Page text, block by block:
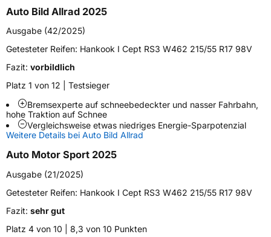
FahrzeugtypPKW
VerwendungWinterreifen
ModellnameWinter I Cept RS3 W462
FahrzeugartPKW & SUV
Weitere Eigenschaften
SchlauchtypTL
ZustandNeureifen
M+SJa
RunflatRFT
Auto Bild Allrad 2025
Ausgabe (42/2025)
Getesteter Reifen: Hankook I Cept RS3 W462 215/55 R17 98V
Fazit: vorbildlich
Platz 1 von 12 | Testsieger
Bremsexperte auf schneebedeckter und nasser Fahrbahn,
hohe Traktion auf Schnee
Vergleichsweise etwas niedriges Energie-Sparpotenzial
Weitere Details bei Auto Bild Allrad
Auto Motor Sport 2025
Ausgabe (21/2025)
Getesteter Reifen: Hankook I Cept RS3 W462 215/55 R17 98V
Fazit: sehr gut
Platz 4 von 10 | 8,3 von 10 Punkten